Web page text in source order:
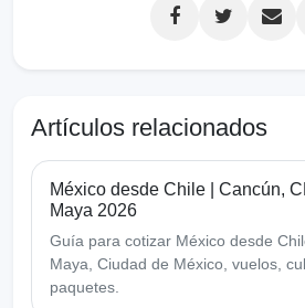
Artículos relacionados
México desde Chile | Cancún,
Maya 2026
Guía para cotizar México desde
Maya, Ciudad de México, vuelos,
paquetes.